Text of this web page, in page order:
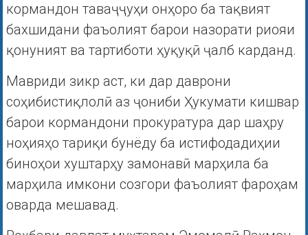
кормандон таваҷҷуҳи онҳоро ба тақвият
бахшидани фаъолият барои назорати риояи
қонуният ва тартиботи ҳуқуқӣ ҷалб карданд.
Мавриди зикр аст, ки дар даврони
соҳибистиқлолӣ аз ҷониби Ҳукумати кишвар
барои кормандони прокуратура дар шаҳру
ноҳияҳо тариқи бунёду ба истифодадиҳии
биноҳои хуштарҳу замонавӣ марҳила ба
марҳила имкони созгори фаъолият фароҳам
оварда мешавад.